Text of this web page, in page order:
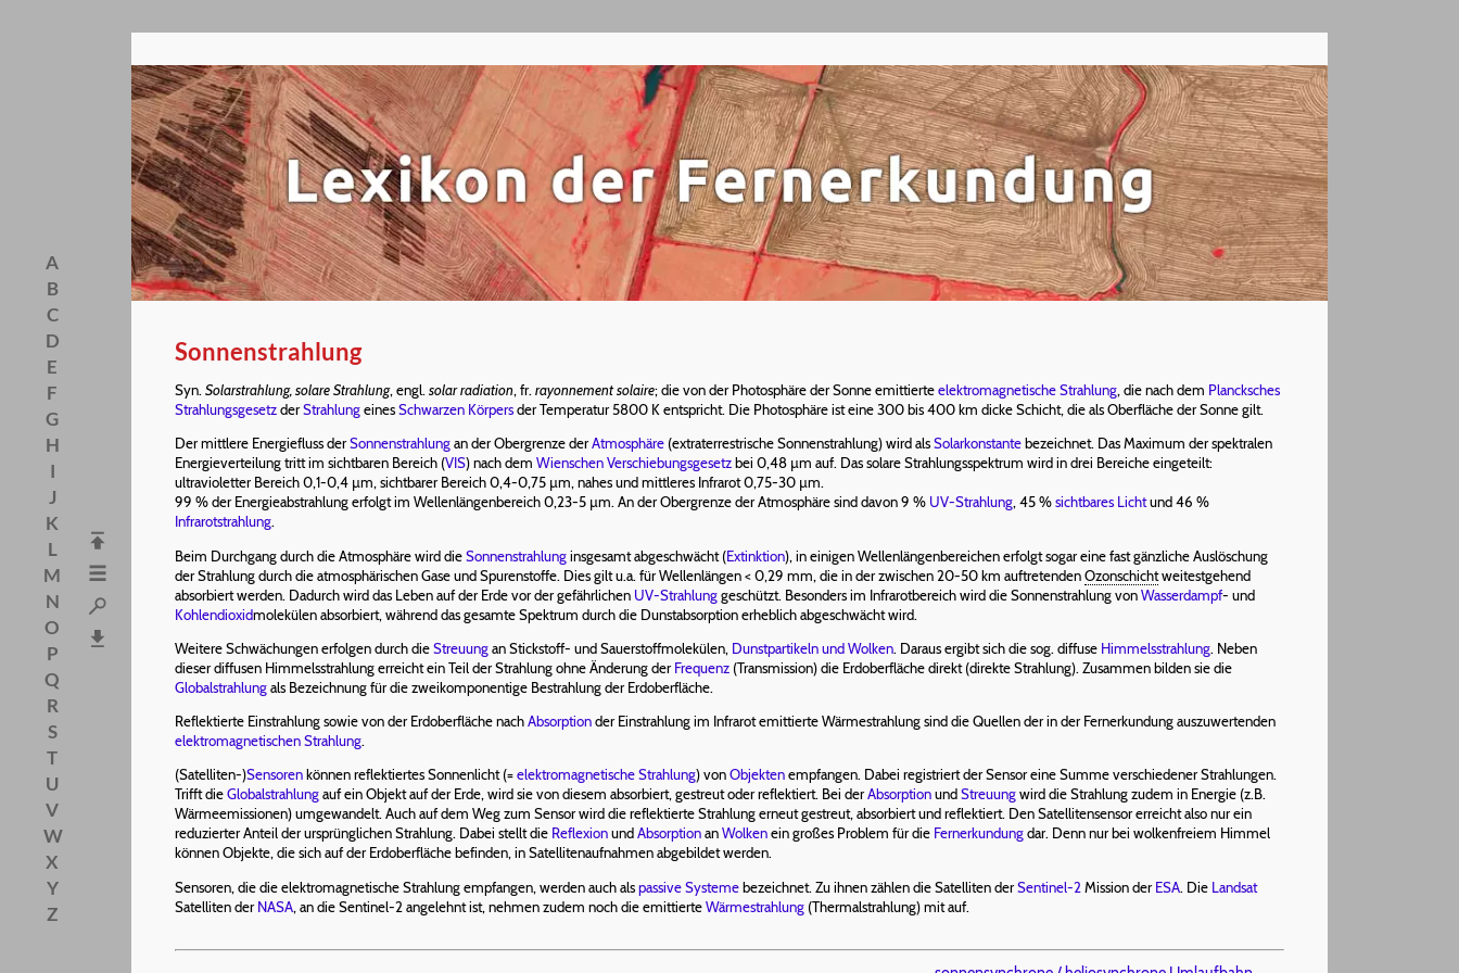
A
B
C
D
E
F
G
H
I
J
K
L
M
N
O
P
Q
R
S
T
U
V
W
X
Y
Z
Sonnenstrahlung
Syn. Solarstrahlung, solare Strahlung, engl. solar radiation, fr. rayonnement solaire; die von der Photosphäre der Sonne emittierteelektromagnetische Strahlung, die nach dem Plancksches
StrahlungsgesetzderStrahlungeinesSchwarzen Körpersder Temperatur 5800 K entspricht. Die Photosphäre ist eine 300 bis 400 km dicke Schicht, die als Oberfläche der Sonne gilt.
Der mittlere Energiefluss derSonnenstrahlungan der Obergrenze derAtmosphäre (extraterrestrische Sonnenstrahlung) wird alsSolarkonstantebezeichnet. Das Maximum der spektralen
Energieverteilung tritt im sichtbaren Bereich (VIS) nach dem Wienschen Verschiebungsgesetzbei 0,48 µm auf. Das solare Strahlungsspektrum wird in drei Bereiche eingeteilt:
ultravioletter Bereich 0,1-0,4 µm, sichtbarer Bereich 0,4-0,75 µm, nahes und mittleres Infrarot 0,75-30 µm.
99 % der Energieabstrahlung erfolgt im Wellenlängenbereich 0,23-5 µm. An der Obergrenze der Atmosphäre sind davon 9 % UV-Strahlung, 45 %sichtbares Lichtund 46 %
Infrarotstrahlung.
Beim Durchgang durch die Atmosphäre wird dieSonnenstrahlunginsgesamt abgeschwächt (Extinktion), in einigen Wellenlängenbereichen erfolgt sogar eine fast gänzliche Auslöschung
der Strahlung durch die atmosphärischen Gase und Spurenstoffe. Dies gilt u.a. für Wellenlängen < 0,29 mm, die in der zwischen 20-50 km auftretendenOzonschichtweitestgehend
absorbiert werden. Dadurch wird das Leben auf der Erde vor der gefährlichen UV-Strahlunggeschützt. Besonders im Infrarotbereich wird die Sonnenstrahlung vonWasserdampf- und
Kohlendioxidmolekülen absorbiert, während das gesamte Spektrum durch die Dunstabsorption erheblich abgeschwächt wird.
Weitere Schwächungen erfolgen durch dieStreuungan Stickstoff- und Sauerstoffmolekülen, Dunstpartikeln und Wolken. Daraus ergibt sich die sog. diffuse Himmelsstrahlung. Neben
dieser diffusen Himmelsstrahlung erreicht ein Teil der Strahlung ohne Änderung derFrequenz (Transmission) die Erdoberfläche direkt (direkte Strahlung). Zusammen bilden sie die
Globalstrahlungals Bezeichnung für die zweikomponentige Bestrahlung der Erdoberfläche.
Reflektierte Einstrahlung sowie von der Erdoberfläche nachAbsorptionder Einstrahlung im Infrarot emittierte Wärmestrahlung sind die Quellen der in der Fernerkundung auszuwertenden
elektromagnetischen Strahlung.
(Satelliten-)Sensorenkönnen reflektiertes Sonnenlicht (=elektromagnetische Strahlung) vonObjektenempfangen. Dabei registriert der Sensor eine Summe verschiedener Strahlungen.
Trifft dieGlobalstrahlungauf ein Objekt auf der Erde, wird sie von diesem absorbiert, gestreut oder reflektiert. Bei derAbsorptionundStreuungwird die Strahlung zudem in Energie (z.B.
Wärmeemissionen) umgewandelt. Auch auf dem Weg zum Sensor wird die reflektierte Strahlung erneut gestreut, absorbiert und reflektiert. Den Satellitensensor erreicht also nur ein
reduzierter Anteil der ursprünglichen Strahlung. Dabei stellt die ReflexionundAbsorptionanWolkenein großes Problem für die Fernerkundungdar. Denn nur bei wolkenfreiem Himmel
können Objekte, die sich auf der Erdoberfläche befinden, in Satellitenaufnahmen abgebildet werden.
Sensoren, die die elektromagnetische Strahlung empfangen, werden auch alspassive Systemebezeichnet. Zu ihnen zählen die Satelliten derSentinel-2 Mission derESA. Die Landsat
Satelliten derNASA, an die Sentinel-2 angelehnt ist, nehmen zudem noch die emittierteWärmestrahlung (Thermalstrahlung) mit auf.